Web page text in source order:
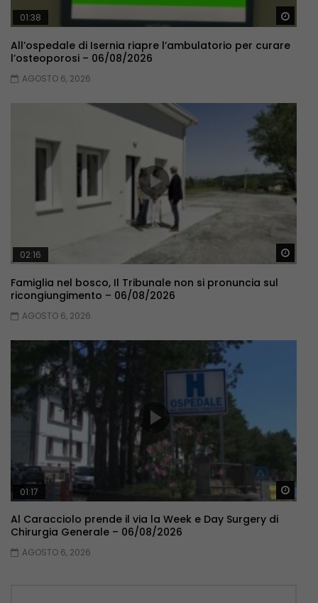
01:38
All’ospedale di Isernia riapre l’ambulatorio per curare
l’osteoporosi – 06/08/2026
AGOSTO 6, 2026
02:16
Famiglia nel bosco, Il Tribunale non si pronuncia sul
ricongiungimento – 06/08/2026
AGOSTO 6, 2026
01:17
Al Caracciolo prende il via la Week e Day Surgery di
Chirurgia Generale – 06/08/2026
AGOSTO 6, 2026